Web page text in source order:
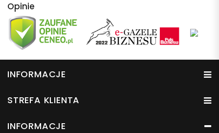
Opinie
INFORMACJE
STREFA KLIENTA
INFORMACJE